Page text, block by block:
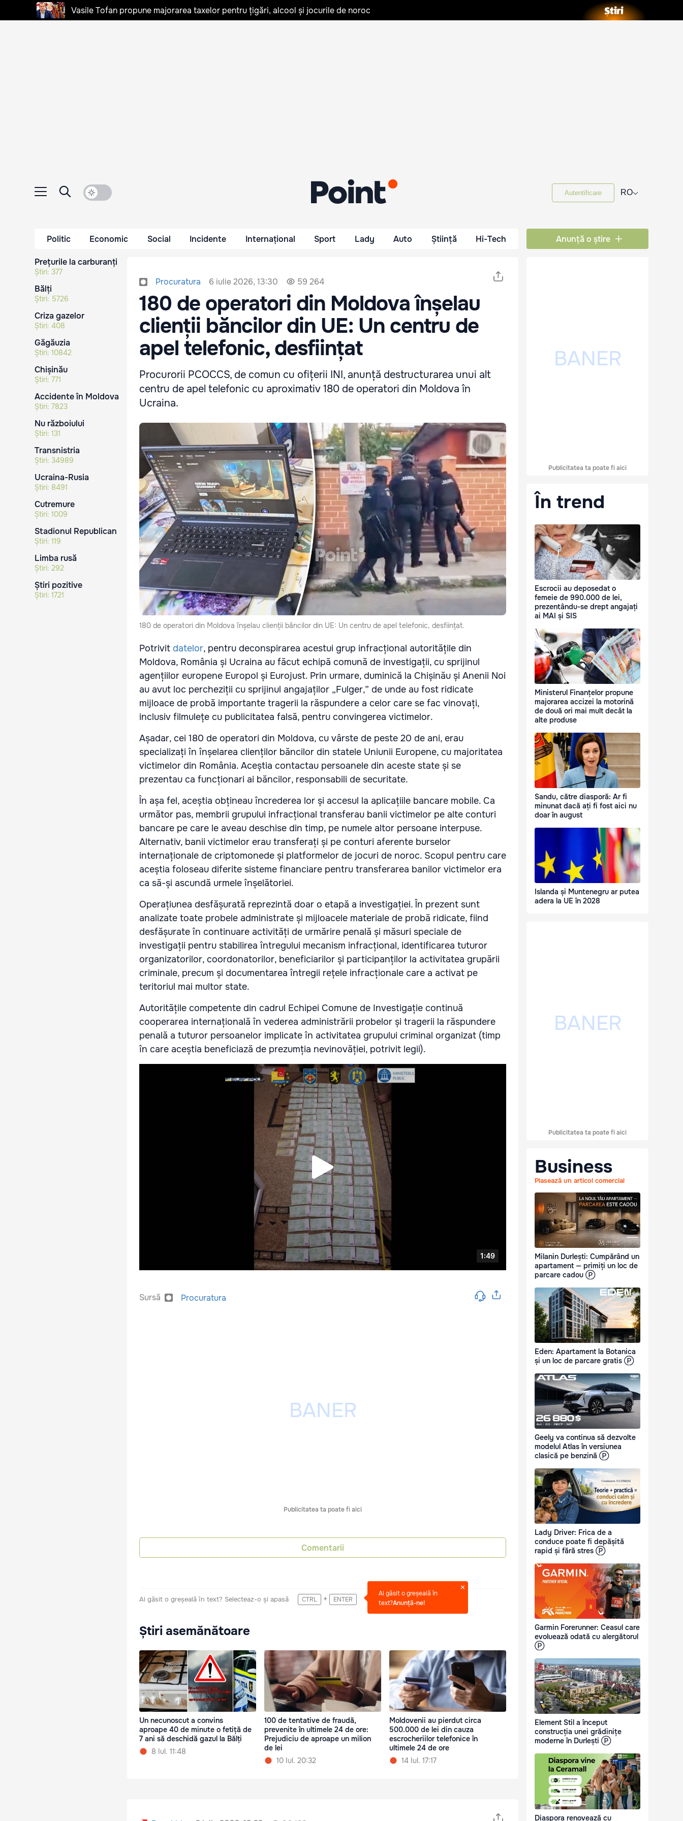
Vasile Tofan propune majorarea taxelor pentru țigări, alcool și jocurile de noroc
Autentificare RO⌵
Politic Economic Social Incidente Internațional Sport Lady Auto Știință Hi-Tech Anunță o știre
Prețurile la carburanți
Știri: 377
Bălți
Știri: 5726
Criza gazelor
Știri: 408
Găgăuzia
Știri: 10842
Chișinău
Știri: 771
Accidente în Moldova
Știri: 7823
Nu războiului
Știri: 131
Transnistria
Știri: 34989
Ucraina-Rusia
Știri: 8491
Cutremure
Știri: 1009
Stadionul Republican
Știri: 119
Limba rusă
Știri: 292
Știri pozitive
Știri: 1721
Procuratura 6 iulie 2026, 13:30 59 264
180 de operatori din Moldova înșelau
clienții băncilor din UE: Un centru de
apel telefonic, desființat
Procurorii PCOCCS, de comun cu ofițerii INI, anunță destructurarea unui alt
centru de apel telefonic cu aproximativ 180 de operatori din Moldova în
Ucraina.
180 de operatori din Moldova înșelau clienții băncilor din UE: Un centru de apel telefonic, desființat.
Potrivit datelor, pentru deconspirarea acestui grup infracțional autoritățile din
Moldova, România și Ucraina au făcut echipă comună de investigații, cu sprijinul
agențiilor europene Europol și Eurojust. Prin urmare, duminică la Chișinău și Anenii Noi
au avut loc percheziții cu sprijinul angajaților „Fulger,” de unde au fost ridicate
mijloace de probă importante tragerii la răspundere a celor care se fac vinovați,
inclusiv filmulețe cu publicitatea falsă, pentru convingerea victimelor.
Așadar, cei 180 de operatori din Moldova, cu vârste de peste 20 de ani, erau
specializați în înșelarea clienților băncilor din statele Uniunii Europene, cu majoritatea
victimelor din România. Aceștia contactau persoanele din aceste state și se
prezentau ca funcționari ai băncilor, responsabili de securitate.
În așa fel, aceștia obțineau încrederea lor și accesul la aplicațiile bancare mobile. Ca
următor pas, membrii grupului infracțional transferau banii victimelor pe alte conturi
bancare pe care le aveau deschise din timp, pe numele altor persoane interpuse.
Alternativ, banii victimelor erau transferați și pe conturi aferente burselor
internaționale de criptomonede și platformelor de jocuri de noroc. Scopul pentru care
aceștia foloseau diferite sisteme financiare pentru transferarea banilor victimelor era
ca să-și ascundă urmele înșelătoriei.
Operațiunea desfășurată reprezintă doar o etapă a investigației. În prezent sunt
analizate toate probele administrate și mijloacele materiale de probă ridicate, fiind
desfășurate în continuare activități de urmărire penală și măsuri speciale de
investigații pentru stabilirea întregului mecanism infracțional, identificarea tuturor
organizatorilor, coordonatorilor, beneficiarilor și participanților la activitatea grupării
criminale, precum și documentarea întregii rețele infracționale care a activat pe
teritoriul mai multor state.
Autoritățile competente din cadrul Echipei Comune de Investigație continuă
cooperarea internațională în vederea administrării probelor și tragerii la răspundere
penală a tuturor persoanelor implicate în activitatea grupului criminal organizat (timp
în care aceștia beneficiază de prezumția nevinovăției, potrivit legii).
Sursă Procuratura
Publicitatea ta poate fi aici
Comentarii
Ai găsit o greșeală în text? Selecteaz-o și apasă CTRL + ENTER
Ai găsit o greșeală în
text?Anunță-ne!
Știri asemănătoare
Un necunoscut a convins
aproape 40 de minute o fetiță de
7 ani să deschidă gazul la Bălți
8 Iul. 11:48
100 de tentative de fraudă,
prevenite în ultimele 24 de ore:
Prejudiciu de aproape un milion
de lei
10 Iul. 20:32
Moldovenii au pierdut circa
500.000 de lei din cauza
escrocheriilor telefonice în
ultimele 24 de ore
14 Iul. 17:17
Publicitatea ta poate fi aici
În trend
Escrocii au deposedat o
femeie de 990.000 de lei,
prezentându-se drept angajați
ai MAI și SIS
Ministerul Finanțelor propune
majorarea accizei la motorină
de două ori mai mult decât la
alte produse
Sandu, către diasporă: Ar fi
minunat dacă ați fi fost aici nu
doar în august
Islanda și Muntenegru ar putea
adera la UE în 2028
Publicitatea ta poate fi aici
Business
Plasează un articol comercial
Milanin Durlești: Cumpărând un
apartament — primiți un loc de
parcare cadou Ⓟ
Eden: Apartament la Botanica
și un loc de parcare gratis Ⓟ
Geely va continua să dezvolte
modelul Atlas în versiunea
clasică pe benzină Ⓟ
Lady Driver: Frica de a
conduce poate fi depășită
rapid și fără stres Ⓟ
Garmin Forerunner: Ceasul care
evoluează odată cu alergătorul
Ⓟ
Element Stil a început
construcția unei grădinițe
moderne în Durlești Ⓟ
Diaspora renovează cu